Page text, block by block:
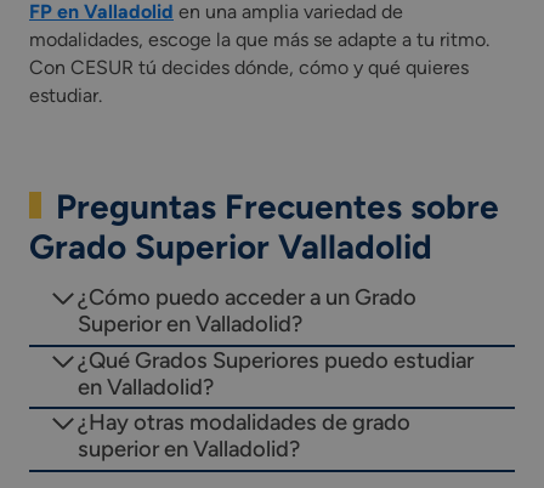
FP en Valladolid en una amplia variedad de
modalidades, escoge la que más se adapte a tu ritmo.
Con CESUR tú decides dónde, cómo y qué quieres
estudiar.
Preguntas Frecuentes sobre
Grado Superior Valladolid
¿Cómo puedo acceder a un Grado
Superior en Valladolid?
¿Qué Grados Superiores puedo estudiar
en Valladolid?
¿Hay otras modalidades de grado
superior en Valladolid?